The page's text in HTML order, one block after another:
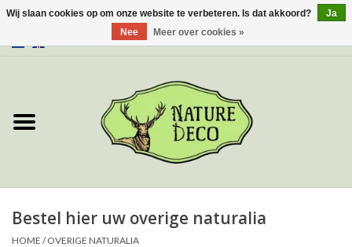
Over ons
Nieuw
Bestel hier uw overige naturalia
HOME /OVERIGE NATURALIA
Wij slaan cookies op om onze website te verbeteren. Is dat akkoord?
Ja
Nee
Meer over cookies »